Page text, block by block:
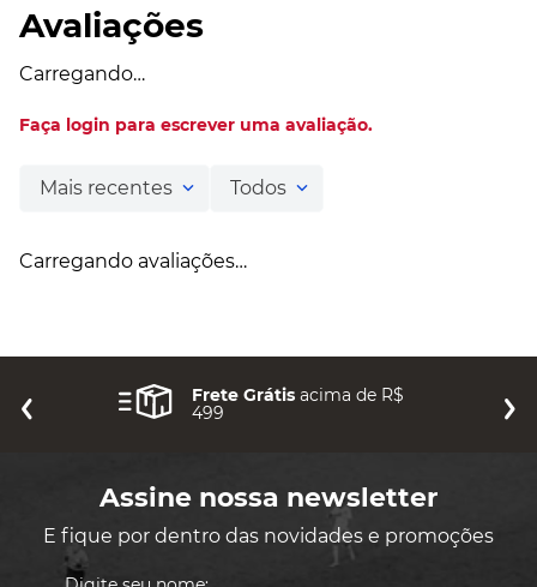
Avaliações
Carregando…
Faça login para escrever uma avaliação.
Mais recentes Todos
Carregando avaliações…
Frete Grátis acima de R$
499
Assine nossa newsletter
E fique por dentro das novidades e promoções